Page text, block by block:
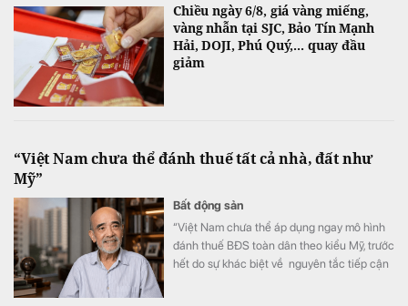
Chiều ngày 6/8, giá vàng miếng,
vàng nhẫn tại SJC, Bảo Tín Mạnh
Hải, DOJI, Phú Quý,... quay đầu
giảm
“Việt Nam chưa thể đánh thuế tất cả nhà, đất như
Mỹ”
Bất động sản
“Việt Nam chưa thể áp dụng ngay mô hình
đánh thuế BĐS toàn dân theo kiểu Mỹ, trước
hết do sự khác biệt về nguyên tắc tiếp cận